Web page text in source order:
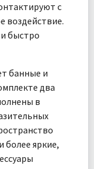
с
воздействие.
быстро
банные и
два
в
яркие,